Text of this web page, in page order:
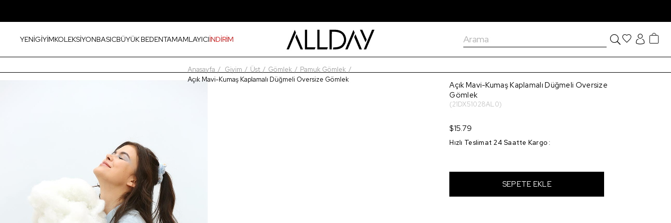
YENİGİYİMKOLEKSİYONBASICBÜYÜK BEDENTAMAMLAYICIİNDİRİM
Anasayfa Giyim Üst Gömlek
Pamuk Gömlek
Açık Mavi-Kumaş Kaplamalı Düğmeli Oversize Gömlek
Açık Mavi-Kumaş Kaplamalı Düğmeli Oversize
Gömlek
(21DX51028AL0)
$15.79
Hızlı Teslimat 24 Saatte Kargo :